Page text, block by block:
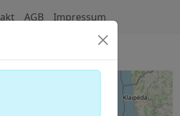
AGB Impressum